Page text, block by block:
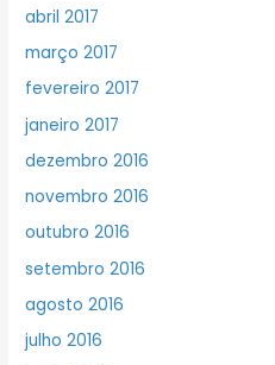
abril 2017
março 2017
fevereiro 2017
janeiro 2017
dezembro 2016
novembro 2016
outubro 2016
setembro 2016
agosto 2016
julho 2016